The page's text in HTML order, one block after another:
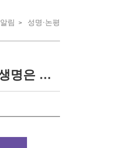
알림 성명·논평
[논평] 여성 소방관의 죽음, 시민의 생명을 지키는 조직에서 동료의 생명은 지키지 않았다